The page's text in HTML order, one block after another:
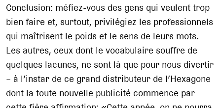
Conclusion: méfiez-vous des gens qui veulent trop
bien faire et, surtout, privilégiez les professionnels
qui maîtrisent le poids et le sens de leurs mots.
Les autres, ceux dont le vocabulaire souffre de
quelques lacunes, ne sont là que pour nous divertir
– à l’instar de ce grand distributeur de l’Hexagone
dont la toute nouvelle publicité commence par